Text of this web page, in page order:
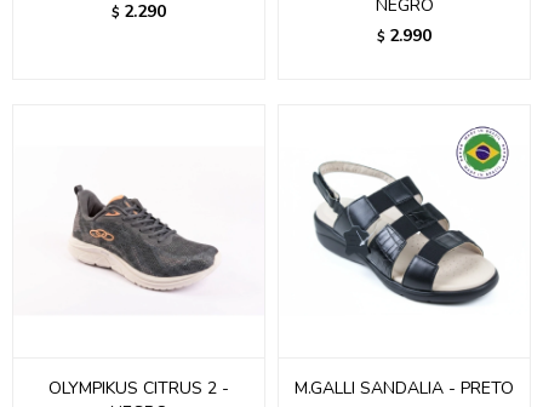
$ 2.290
NEGRO
$ 2.990
OLYMPIKUS CITRUS 2 -
M.GALLI SANDALIA - PRETO